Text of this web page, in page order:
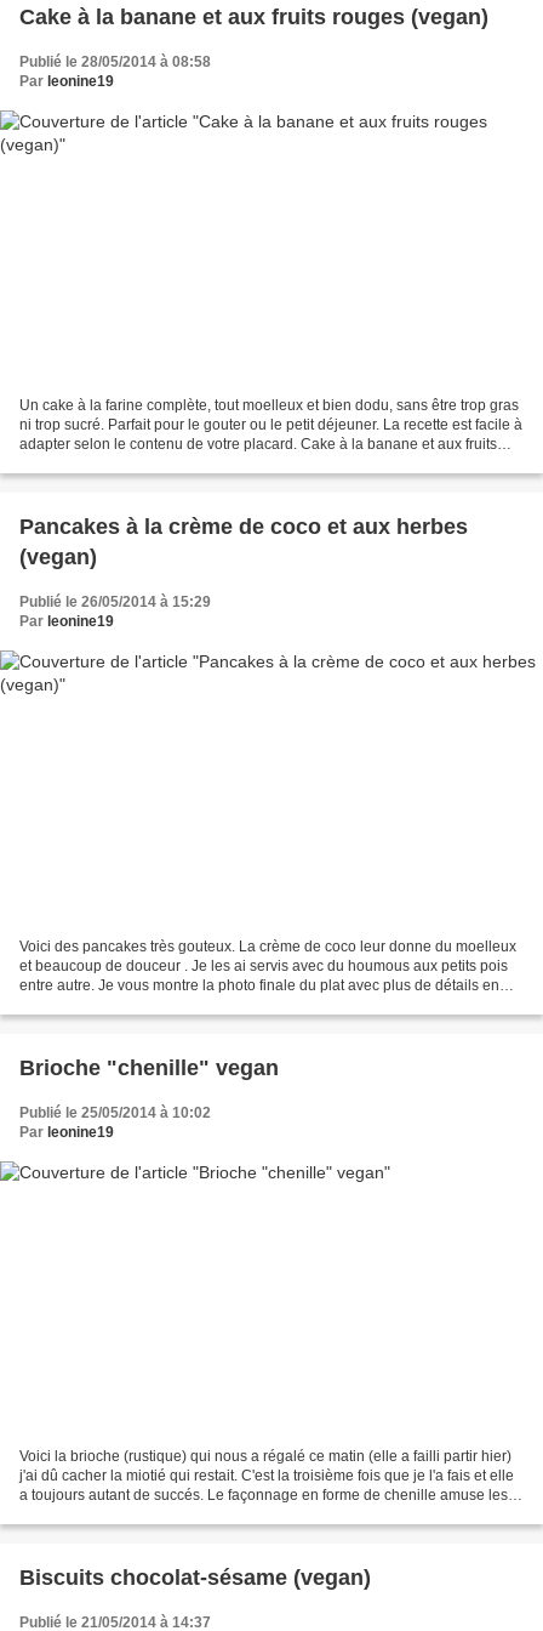
Cake à la banane et aux fruits rouges (vegan)
Publié le 28/05/2014 à 08:58
Par leonine19
Un cake à la farine complète, tout moelleux et bien dodu, sans être trop gras
ni trop sucré. Parfait pour le gouter ou le petit déjeuner. La recette est facile à
adapter selon le contenu de votre placard. Cake à la banane et aux fruits
Pancakes à la crème de coco et aux herbes
(vegan)
Publié le 26/05/2014 à 15:29
Par leonine19
Voici des pancakes très gouteux. La crème de coco leur donne du moelleux
et beaucoup de douceur . Je les ai servis avec du houmous aux petits pois
entre autre. Je vous montre la photo finale du plat avec plus de détails en
Brioche "chenille" vegan
Publié le 25/05/2014 à 10:02
Par leonine19
Voici la brioche (rustique) qui nous a régalé ce matin (elle a failli partir hier)
j'ai dû cacher la miotié qui restait. C'est la troisième fois que je l'a fais et elle
a toujours autant de succés. Le façonnage en forme de chenille amuse les
Biscuits chocolat-sésame (vegan)
Publié le 21/05/2014 à 14:37